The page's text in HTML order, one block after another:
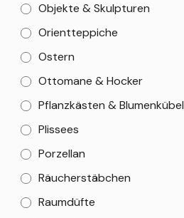
Objekte & Skulpturen
Orientteppiche
Ostern
Ottomane & Hocker
Pflanzkästen & Blumenkübel
Plissees
Porzellan
Räucherstäbchen
Raumdüfte